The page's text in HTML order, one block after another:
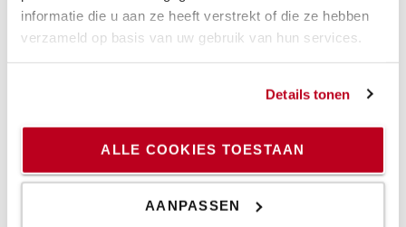
informatie die u aan ze heeft verstrekt of die ze hebben
verzameld op basis van uw gebruik van hun services.
Details tonen
ALLE COOKIES TOESTAAN
AANPASSEN
Doe de gratis safety scan
Benieuwd binnen welk veiligheidsniveau uw
magazijn valt? Vul dan de safety scan in en ontvang
een indicatie van het veiligheidsniveau in uw
organisatie.